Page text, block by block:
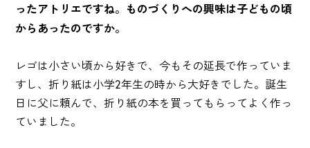
ったアトリエですね。ものづくりへの興味は子どもの頃
からあったのですか。
レゴは小さい頃から好きで、今もその延長で作っていま
すし、折り紙は小学2年生の時から大好きでした。誕生
日に父に頼んで、折り紙の本を買ってもらってよく作っ
ていました。